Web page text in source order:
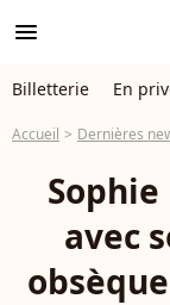
menu
Billetterie En
Accueil Dernières
avec